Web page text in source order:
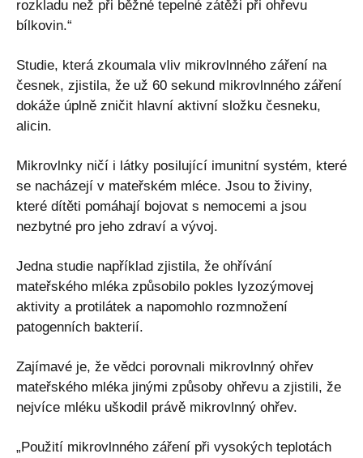
rozkladu než při běžné tepelné zátěži při ohřevu
bílkovin.“
Studie, která zkoumala vliv mikrovlnného záření na
česnek, zjistila, že už 60 sekund mikrovlnného záření
dokáže úplně zničit hlavní aktivní složku česneku,
alicin.
Mikrovlnky ničí i látky posilující imunitní systém, které
se nacházejí v mateřském mléce. Jsou to živiny,
které dítěti pomáhají bojovat s nemocemi a jsou
nezbytné pro jeho zdraví a vývoj.
Jedna studie například zjistila, že ohřívání
mateřského mléka způsobilo pokles lyzozýmovej
aktivity a protilátek a napomohlo rozmnožení
patogenních bakterií.
Zajímavé je, že vědci porovnali mikrovlnný ohřev
mateřského mléka jinými způsoby ohřevu a zjistili, že
nejvíce mléku uškodil právě mikrovlnný ohřev.
„Použití mikrovlnného záření při vysokých teplotách